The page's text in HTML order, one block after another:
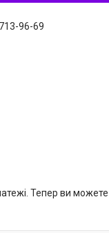
96-69
Тепер ви